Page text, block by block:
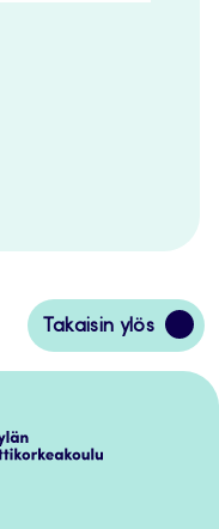
Takaisin ylös
Siirry
takaisin